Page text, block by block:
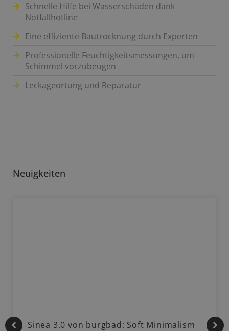
Schnelle Hilfe bei Wasserschäden dank
Notfallhotline
Eine effiziente Bautrocknung durch Experten
Professionelle Feuchtigkeitsmessungen, um
Schimmel vorzubeugen
Leckageortung und Reparatur
Neuigkeiten
Sinea 3.0 von burgbad: Soft Minimalism